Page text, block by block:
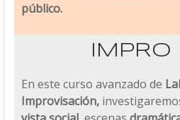
público.
IMPRO
En este curso avanzado de
Improvisación,